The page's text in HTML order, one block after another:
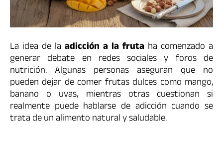
La idea de la adicción a la fruta ha comenzado a
generar debate en redes sociales y foros de
nutrición. Algunas personas aseguran que no
pueden dejar de comer frutas dulces como mango,
banano o uvas, mientras otras cuestionan si
realmente puede hablarse de adicción cuando se
trata de un alimento natural y saludable.